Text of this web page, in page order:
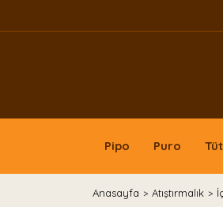
Pipo Puro
Anasayfa Atıştırmalık